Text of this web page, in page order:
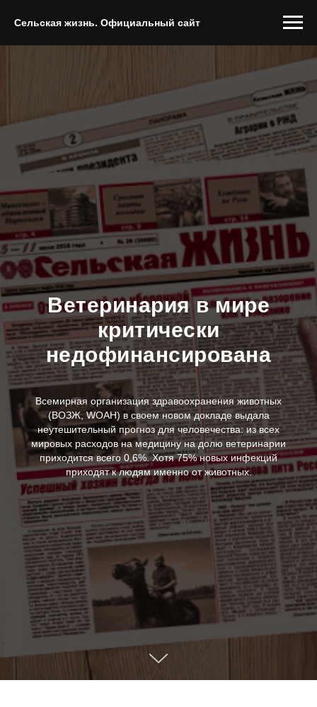
Сельская жизнь. Официальный сайт
Ветеринария в мире
критически
недофинансирована
Всемирная организация здравоохранения животных
(ВОЗЖ, WOAН) в своем новом докладе выдала
неутешительный прогноз для человечества: из всех
мировых расходов на медицину на долю ветеринарии
приходится всего 0,6%. Хотя 75% новых инфекций
приходят к людям именно от животных.